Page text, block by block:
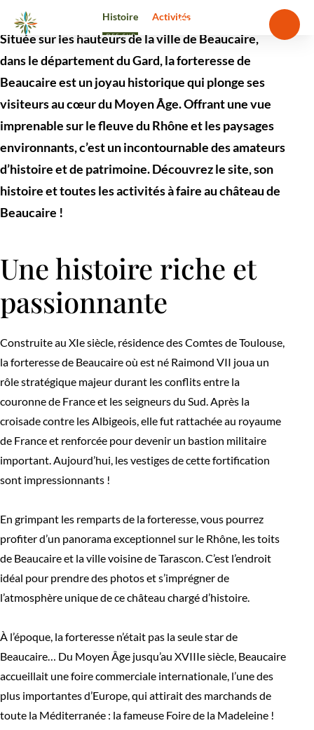
La destination
Voir plus
Incontournables
Voir plus
À voir, à faire
Voir plus
Séjourner
Voir plus
Agenda
Ouvrir la barre de
Connexion à
Histoire Activités
Située sur les hauteurs de la ville de Beaucaire,
dans le département du Gard, la forteresse de
Beaucaire est un joyau historique qui plonge ses
visiteurs au cœur du Moyen Âge. Offrant une vue
imprenable sur le fleuve du Rhône et les paysages
environnants, c’est un incontournable des amateurs
d’histoire et de patrimoine. Découvrez le site, son
histoire et toutes les activités à faire au château de
Beaucaire !
Une histoire riche et
passionnante
Construite au XIe siècle, résidence des Comtes de Toulouse,
la forteresse de Beaucaire où est né Raimond VII joua un
rôle stratégique majeur durant les conflits entre la
couronne de France et les seigneurs du Sud. Après la
croisade contre les Albigeois, elle fut rattachée au royaume
de France et renforcée pour devenir un bastion militaire
important. Aujourd’hui, les vestiges de cette fortification
sont impressionnants !
En grimpant les remparts de la forteresse, vous pourrez
profiter d’un panorama exceptionnel sur le Rhône, les toits
de Beaucaire et la ville voisine de Tarascon. C’est l’endroit
idéal pour prendre des photos et s’imprégner de
l’atmosphère unique de ce château chargé d’histoire.
À l’époque, la forteresse n’était pas la seule star de
Beaucaire… Du Moyen Âge jusqu’au XVIIIe siècle, Beaucaire
accueillait une foire commerciale internationale, l’une des
plus importantes d’Europe, qui attirait des marchands de
toute la Méditerranée : la fameuse Foire de la Madeleine !